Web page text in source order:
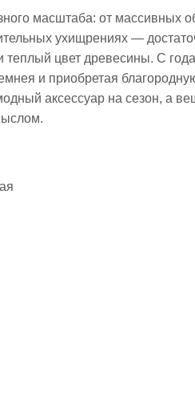
масштаба: от массивных
ухищрениях —
теплый цвет древесины. С
и приобретая
аксессуар на сезон, а